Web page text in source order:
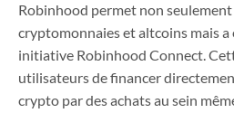
Robinhood permet non
cryptomonnaies et altcoins mais a
initiative Robinhood Connect.
utilisateurs de financer
crypto par des achats au sein